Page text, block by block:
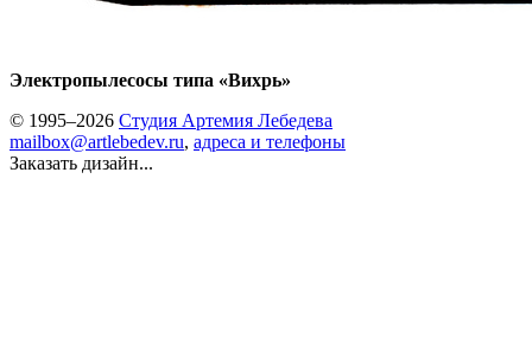
Электропылесосы типа «Вихрь»
© 1995–2026 Студия Артемия Лебедева
mailbox@artlebedev.ru, адреса и телефоны
Заказать дизайн...